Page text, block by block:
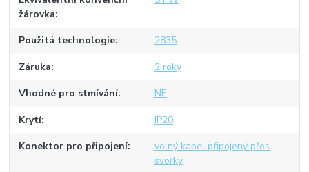
žárovka
Použitá technologie 2835
Záruka 2 roky
Vhodné pro stmívání NE
Krytí IP20
Konektor pro připojení
volný kabel připojený přes
svorky